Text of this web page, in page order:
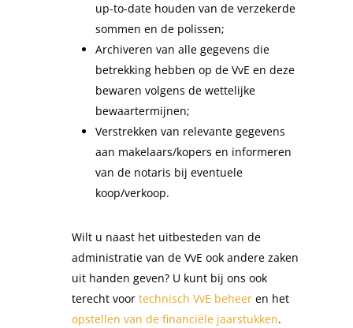
up-to-date houden van de verzekerde
sommen en de polissen;
Archiveren van alle gegevens die
betrekking hebben op de VvE en deze
bewaren volgens de wettelijke
bewaartermijnen;
Verstrekken van relevante gegevens
aan makelaars/kopers en informeren
van de notaris bij eventuele
koop/verkoop.
Wilt u naast het uitbesteden van de
administratie van de VvE ook andere zaken
uit handen geven? U kunt bij ons ook
terecht voor technisch VvE beheeren het
opstellen van de financiële jaarstukken.